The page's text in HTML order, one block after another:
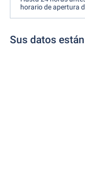
horario de apertura
Sus datos